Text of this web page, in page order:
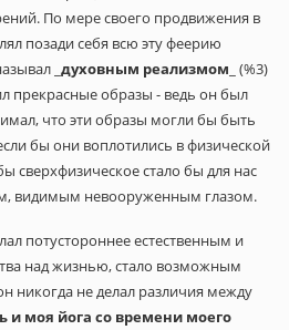
По мере своего продвижения в
позади себя всю эту феерию
_ духовным реализмом _ (%3)
прекрасные образы - ведь он был
что эти образы могли бы быть
бы они воплотились в физической
сверхфизическое стало бы для нас
видимым невооруженным глазом.
потустороннее естественным и
над жизнью, стало возможным
никогда не делал различия между
и моя йога со времени моего